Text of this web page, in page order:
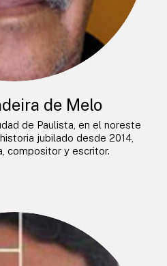
de Melo
de Paulista, en el noreste
jubilado desde 2014,
compositor y escritor.